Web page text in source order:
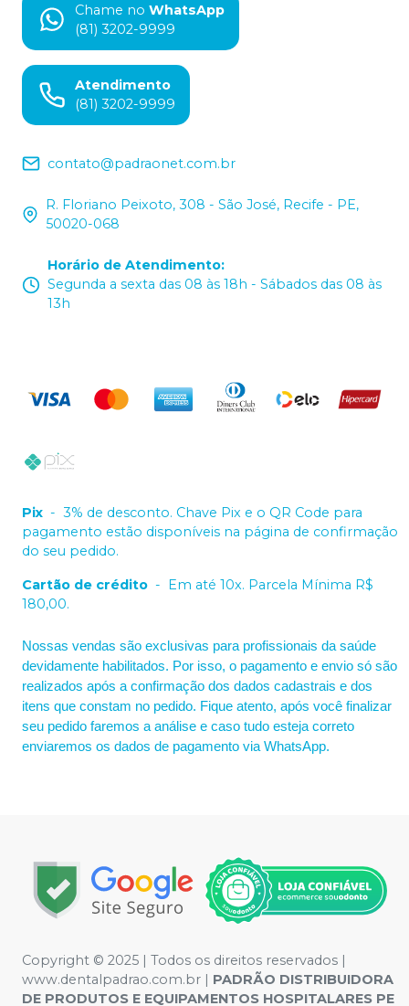
Chame no WhatsApp
(81) 3202-9999
Atendimento
(81) 3202-9999
contato@padraonet.com.br
R. Floriano Peixoto, 308 - São José, Recife - PE,
50020-068
Horário de Atendimento:
Segunda a sexta das 08 às 18h - Sábados das 08 às
13h
Pix - 3% de desconto. Chave Pix e o QR Code para
pagamento estão disponíveis na página de confirmação
do seu pedido.
Cartão de crédito - Em até 10x. Parcela Mínima R$
180,00.
Nossas vendas são exclusivas para profissionais da saúde
devidamente habilitados. Por isso, o pagamento e envio só são
realizados após a confirmação dos dados cadastrais e dos
itens que constam no pedido. Fique atento, após você finalizar
seu pedido faremos a análise e caso tudo esteja correto
enviaremos os dados de pagamento via WhatsApp.
Copyright © 2025 | Todos os direitos reservados |
www.dentalpadrao.com.br | PADRÃO DISTRIBUIDORA
DE PRODUTOS E EQUIPAMENTOS HOSPITALARES PE